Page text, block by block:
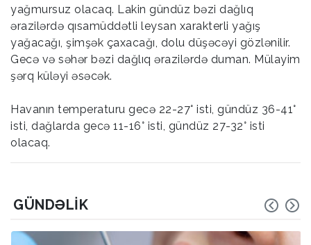
yağmursuz olacaq. Lakin gündüz bəzi dağlıq
ərazilərdə qısamüddətli leysan xarakterli yağış
yağacağı, şimşək çaxacağı, dolu düşəcəyi gözlənilir.
Gecə və səhər bəzi dağlıq ərazilərdə duman. Mülayim
şərq küləyi əsəcək.
Havanın temperaturu gecə 22-27° isti, gündüz 36-41°
isti, dağlarda gecə 11-16° isti, gündüz 27-32° isti
olacaq.
GÜNDƏLIK